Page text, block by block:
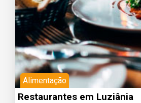
Alimentação
Restaurantes em Luziânia